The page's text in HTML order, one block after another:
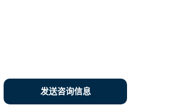
发送咨询信息